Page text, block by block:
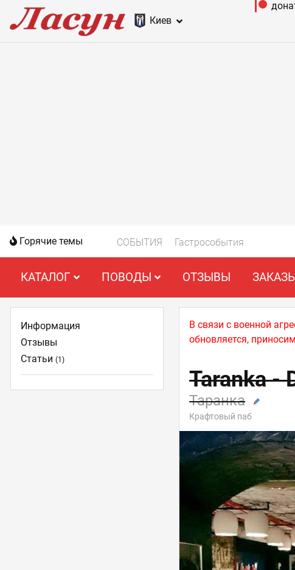
Киев
Горячие темы СОБЫТИЯ Гастрособытия
КАТАЛОГ ПОВОДЫ ОТЗЫВЫ
В связи с военной
обновляется,
Taranka -
Таранка
Крафтовый паб
Информация
Отзывы
Статьи(1)